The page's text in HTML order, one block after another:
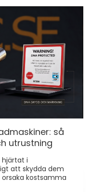
så
utrustning
hjärtat i
att skydda dem
kostsamma